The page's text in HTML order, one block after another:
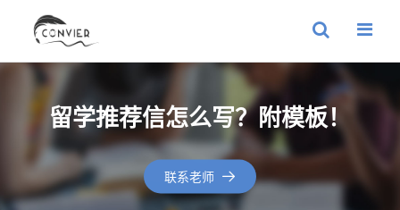
留学推荐信怎么写？附模板！
联系老师 